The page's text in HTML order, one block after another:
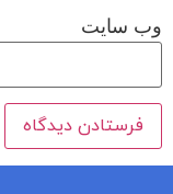
وب‌ سایت